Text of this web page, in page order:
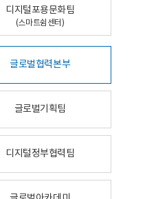
디지털포용문화팀
(스마트쉼센터)
글로벌협력본부
글로벌기획팀
디지털정부협력팀